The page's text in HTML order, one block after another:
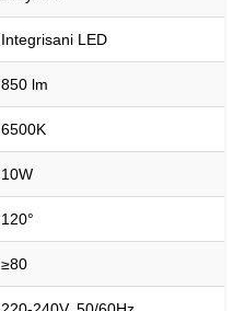
Integrisani LED
850 lm
6500K
10W
120°
≥80